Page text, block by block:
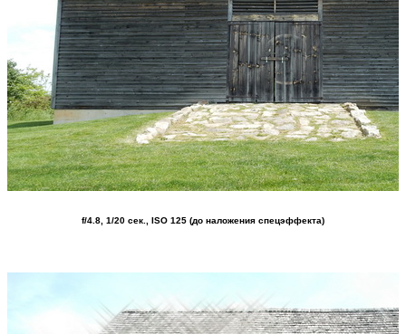
f/4.8, 1/20 сек., ISO 125 (до наложения спецэффекта)